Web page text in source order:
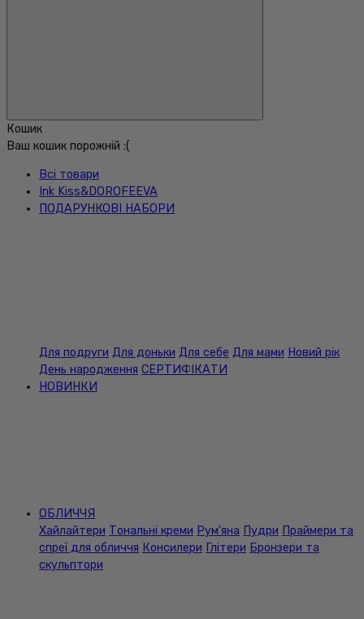
Кошик
Ваш кошик порожній :(
Всі товари
Ink Kiss&DOROFEEVA
ПОДАРУНКОВІ НАБОРИ
Для подруги Для доньки Для себе Для мами Новий рік
День народження СЕРТИФІКАТИ
НОВИНКИ
ОБЛИЧЧЯ
Хайлайтери Тональні креми Рум'яна Пудри Праймери та
спреї для обличчя Консилери Глітери Бронзери та
скульптори